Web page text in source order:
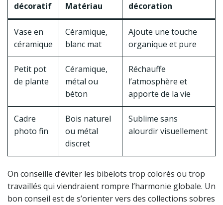
décoratif
Matériau
décoration
Vase en
céramique
Céramique,
blanc mat
Ajoute une touche
organique et pure
Petit pot
de plante
Céramique,
métal ou
béton
Réchauffe
l’atmosphère et
apporte de la vie
Cadre
photo fin
Bois naturel
ou métal
discret
Sublime sans
alourdir visuellement
On conseille d’éviter les bibelots trop colorés ou trop
travaillés qui viendraient rompre l’harmonie globale. Un
bon conseil est de s’orienter vers des collections sobres